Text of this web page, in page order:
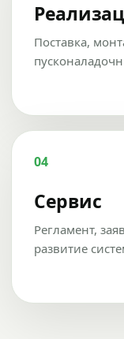
Поставка,
04
Сервис
Регламент,
развитие